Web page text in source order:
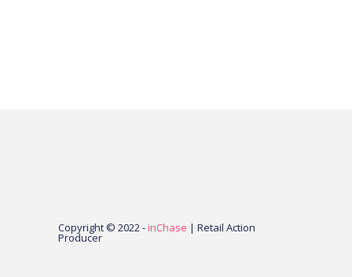
Copyright © 2022 -inChase | Retail Action
Producer